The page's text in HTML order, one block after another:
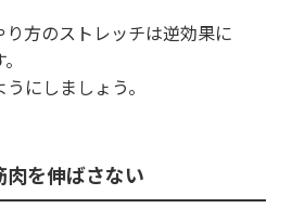
方のストレッチは逆効果に
にしましょう。
を伸ばさない